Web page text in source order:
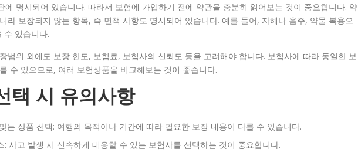
에 명시되어 있습니다. 따라서 보험에 가입하기 전에 약관을 충분히 읽어보는 것이 중요합니다. 약
라 보장되지 않는 항목, 즉 면책 사항도 명시되어 있습니다. 예를 들어, 자해나 음주, 약물 복용으
수 있습니다.
범위 외에도 보장 한도, 보험료, 보험사의 신뢰도 등을 고려해야 합니다. 보험사에 따라 동일한 보
수 있으므로, 여러 보험상품을 비교해보는 것이 좋습니다.
택 시 유의사항
는 상품 선택: 여행의 목적이나 기간에 따라 필요한 보장 내용이 다를 수 있습니다.
: 사고 발생 시 신속하게 대응할 수 있는 보험사를 선택하는 것이 중요합니다.